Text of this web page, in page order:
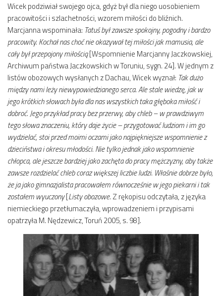
Wicek podziwiał swojego ojca, gdyż był dla niego uosobieniem
pracowitości i szlachetności, wzorem miłości do bliźnich.
Marcjanna wspominała: Tatuś był zawsze spokojny, pogodny i bardzo
pracowity. Kochał nas choć nie okazywał tej miłości jak mamusia, ale
cały był przepojony miłością[Wspomnienie Marcjanny Jaczkowskiej,
Archiwum państwa Jaczkowskich w Toruniu, sygn. 24]. W jednym z
listów obozowych wysłanych z Dachau, Wicek wyznał: Tak dużo
między nami leży niewypowiedzianego serca. Ale stale wiedzę, jak w
jego krótkich słowach była dla nas wszystkich taka głęboka miłość i
dobroć. Jego przykład pracy bez przerwy, aby chleb – w prawdziwym
tego słowa znaczeniu, który daje życie – przygotować ludziom i im go
wydzielać, stoi przed moimi oczami jako najpiękniejsze wspomnienie z
dzieciństwa i okresu młodości. Nie tylko jednak jako wspomnienie
chłopca, ale jeszcze bardziej jako zachęta do pracy mężczyzny, aby także
zawsze rozdzielać chleb coraz większej liczbie ludzi. Właśnie dobrze było,
że ja jako gimnazjalista pracowałem równocześnie w jego piekarni i tak
zostałem wyuczony[Listy obozowe. Z rękopisu odczytała, z języka
niemieckiego przetłumaczyła, wprowadzeniem i przypisami
opatrzyła M. Nędzewicz, Toruń 2005, s. 98].